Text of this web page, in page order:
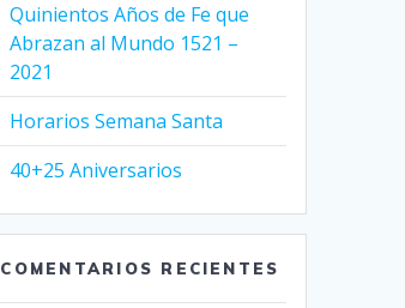
Quinientos Años de Fe que
Abrazan al Mundo 1521 –
2021
Horarios Semana Santa
40+25 Aniversarios
COMENTARIOS RECIENTES